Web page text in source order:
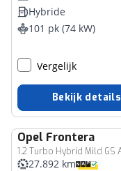
Hybride
101 pk (74 kW)
Vergelijk
Bekijk details
Opel Frontera
27.892 km